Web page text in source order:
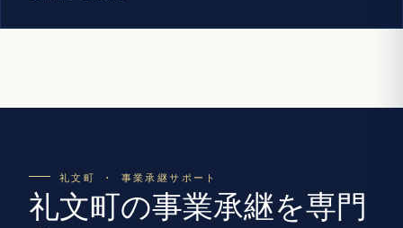
礼文町 · 事業承継サポート
礼文町の事業承継を専門